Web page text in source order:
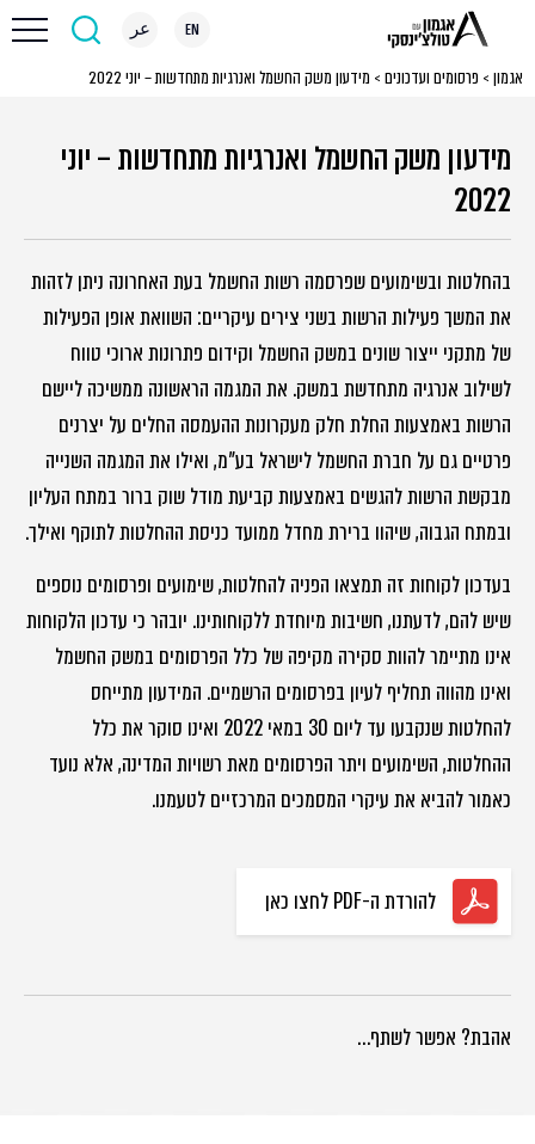
EN عر
אגמון > פרסומים ועדכונים > מידעון משק החשמל ואנרגיות מתחדשות – יוני 2022
מידעון משק החשמל ואנרגיות מתחדשות – יוני
2022
בהחלטות ובשימועים שפרסמה רשות החשמל בעת האחרונה ניתן לזהות
את המשך פעילות הרשות בשני צירים עיקריים: השוואת אופן הפעילות
של מתקני ייצור שונים במשק החשמל וקידום פתרונות ארוכי טווח
לשילוב אנרגיה מתחדשת במשק. את המגמה הראשונה ממשיכה ליישם
הרשות באמצעות החלת חלק מעקרונות ההעמסה החלים על יצרנים
פרטיים גם על חברת החשמל לישראל בע"מ, ואילו את המגמה השנייה
מבקשת הרשות להגשים באמצעות קביעת מודל שוק ברור במתח העליון
ובמתח הגבוה, שיהוו ברירת מחדל ממועד כניסת ההחלטות לתוקף ואילך.
בעדכון לקוחות זה תמצאו הפניה להחלטות, שימועים ופרסומים נוספים
שיש להם, לדעתנו, חשיבות מיוחדת ללקוחותינו. יובהר כי עדכון הלקוחות
אינו מתיימר להוות סקירה מקיפה של כלל הפרסומים במשק החשמל
ואינו מהווה תחליף לעיון בפרסומים הרשמיים. המידעון מתייחס
להחלטות שנקבעו עד ליום 30 במאי 2022 ואינו סוקר את כלל
ההחלטות, השימועים ויתר הפרסומים מאת רשויות המדינה, אלא נועד
כאמור להביא את עיקרי המסמכים המרכזיים לטעמנו.
להורדת ה-PDF לחצו כאן
אהבת? אפשר לשתף…